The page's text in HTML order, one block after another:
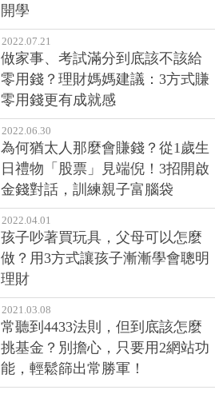
開學
2022.07.21
做家事、考試滿分到底該不該給
零用錢？理財媽媽建議：3方式賺
零用錢更有成就感
2022.06.30
為何猶太人那麼會賺錢？從1歲生
日禮物「股票」見端倪！3招開啟
金錢對話，訓練親子富腦袋
2022.04.01
孩子吵著買玩具，父母可以怎麼
做？用3方式讓孩子漸漸學會聰明
理財
2021.03.08
常聽到4433法則，但到底該怎麼
挑基金？別擔心，只要用2網站功
能，輕鬆篩出常勝軍！